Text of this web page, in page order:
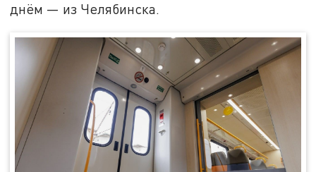
днём — из Челябинска.